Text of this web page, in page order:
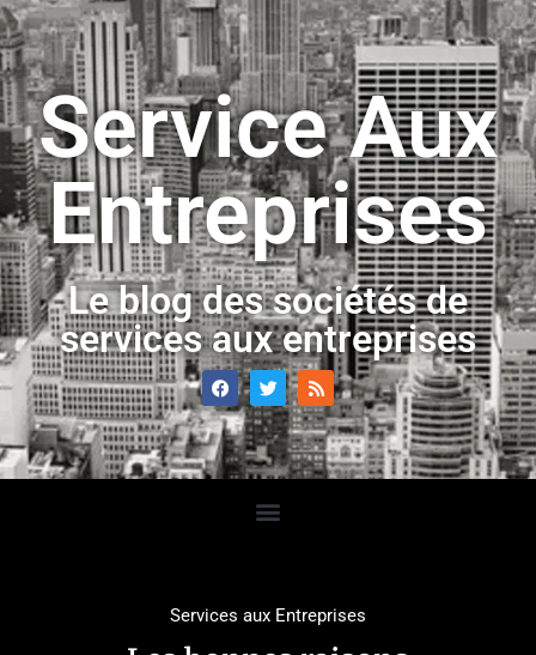
Service Aux
Entreprises
Le blog des sociétés de
services aux entreprises
Services aux Entreprises